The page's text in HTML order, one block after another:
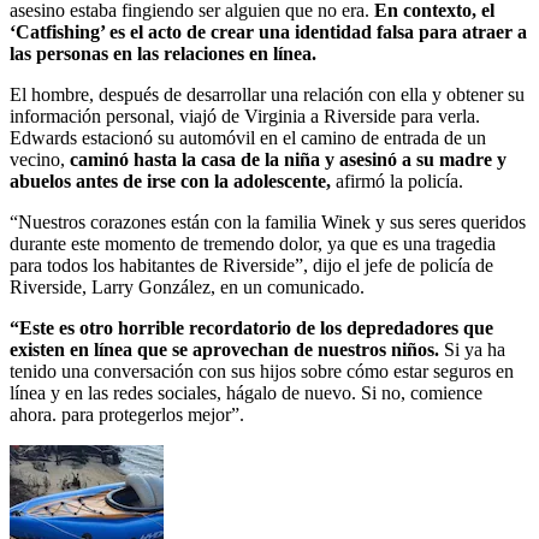
asesino estaba fingiendo ser alguien que no era. En contexto, el
‘Catfishing’ es el acto de crear una identidad falsa para atraer a
las personas en las relaciones en línea.
El hombre, después de desarrollar una relación con ella y obtener su
información personal, viajó de Virginia a Riverside para verla.
Edwards estacionó su automóvil en el camino de entrada de un
vecino, caminó hasta la casa de la niña y asesinó a su madre y
abuelos antes de irse con la adolescente, afirmó la policía.
“Nuestros corazones están con la familia Winek y sus seres queridos
durante este momento de tremendo dolor, ya que es una tragedia
para todos los habitantes de Riverside”, dijo el jefe de policía de
Riverside, Larry González, en un comunicado.
“Este es otro horrible recordatorio de los depredadores que
existen en línea que se aprovechan de nuestros niños. Si ya ha
tenido una conversación con sus hijos sobre cómo estar seguros en
línea y en las redes sociales, hágalo de nuevo. Si no, comience
ahora. para protegerlos mejor”.